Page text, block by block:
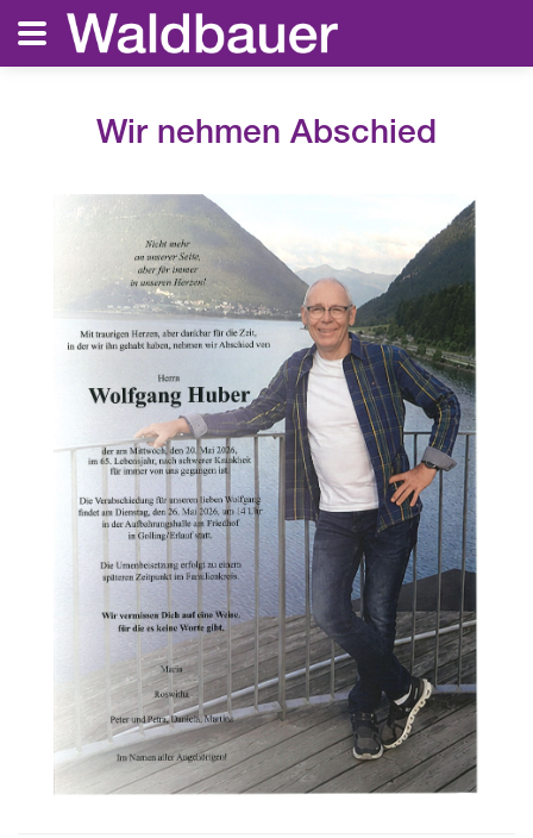
Wir nehmen Abschied